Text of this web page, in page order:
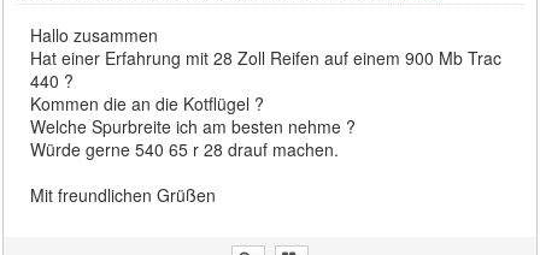
Hallo zusammen
Hat einer Erfahrung mit 28 Zoll Reifen auf einem 900 Mb Trac
440 ?
Kommen die an die Kotflügel ?
Welche Spurbreite ich am besten nehme ?
Würde gerne 540 65 r 28 drauf machen.
Mit freundlichen Grüßen